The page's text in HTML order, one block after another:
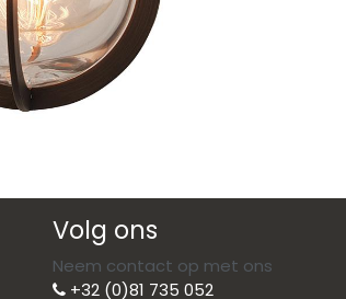
Volg ons
Neem contact op met ons
+32 (0)81 735 052